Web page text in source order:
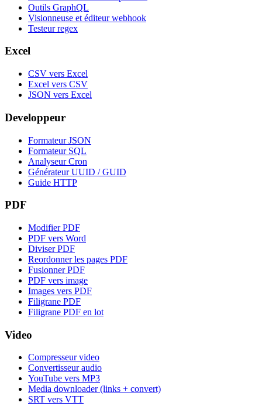
Outils GraphQL
Visionneuse et éditeur webhook
Testeur regex
Excel
CSV vers Excel
Excel vers CSV
JSON vers Excel
Developpeur
Formateur JSON
Formateur SQL
Analyseur Cron
Générateur UUID / GUID
Guide HTTP
PDF
Modifier PDF
PDF vers Word
Diviser PDF
Reordonner les pages PDF
Fusionner PDF
PDF vers image
Images vers PDF
Filigrane PDF
Filigrane PDF en lot
Video
Compresseur video
Convertisseur audio
YouTube vers MP3
Media downloader (links + convert)
SRT vers VTT